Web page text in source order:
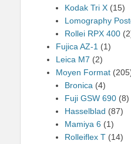
Kodak Tri X (15)
Lomography
Rollei RPX 400
Fujica AZ-1 (1)
Leica M7 (2)
Moyen Format
Bronica (4)
Fuji GSW 690 (8)
Hasselblad (87)
Mamiya 6 (1)
Rolleiflex T (14)